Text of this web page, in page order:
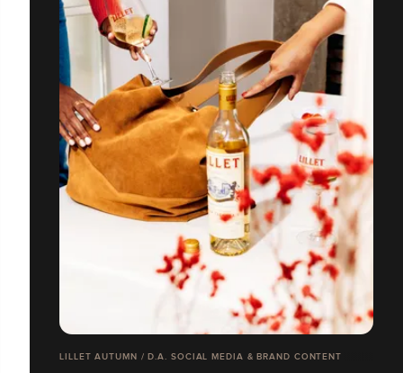
LILLET AUTUMN / D.A. SOCIAL MEDIA & BRAND CONTENT